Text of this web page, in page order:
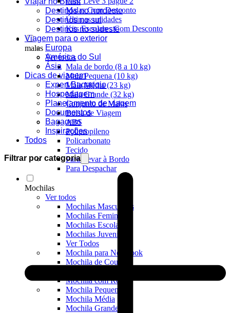
Malas Com Desconto
Últimas unidades
Kits Escolares Com Desconto
malas
Ver todos
Mala de bordo (8 a 10 kg)
Mala Pequena (10 kg)
Mala Média (23 kg)
Mala Grande (32 kg)
Conjunto de Malas
Bolsa de Viagem
ABS
Polipropileno
Policarbonato
Tecido
Para Levar à Bordo
Para Despachar
Mochilas
Ver todos
Mochilas Masculinas
Mochilas Femininas
Mochilas Escolares
Mochilas Juvenis
Ver Todos
Mochila para Notebook
Mochila de Couro
Mochila com Rodas
Mochila Pequena
Mochila Média
Mochila Grande
Destinos no nordeste
Destinos no sul
Destinos no sudeste
Viagem para o exterior
Europa
América do Sul
Ásia
Dicas de viagem
Expert Bagaggio
Hospedagem
Planejamento de viagem
Documentos
Bagagem
Inspirações
Todos
Filtrar por categoria